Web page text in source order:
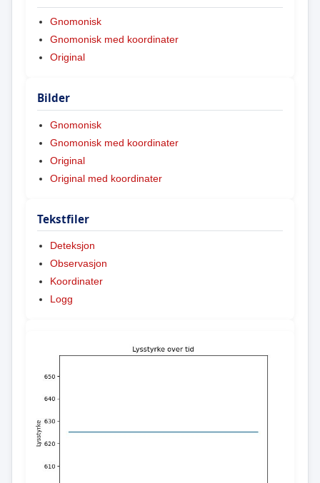
Gnomonisk
Gnomonisk med koordinater
Original
Bilder
Gnomonisk
Gnomonisk med koordinater
Original
Original med koordinater
Tekstfiler
Deteksjon
Observasjon
Koordinater
Logg